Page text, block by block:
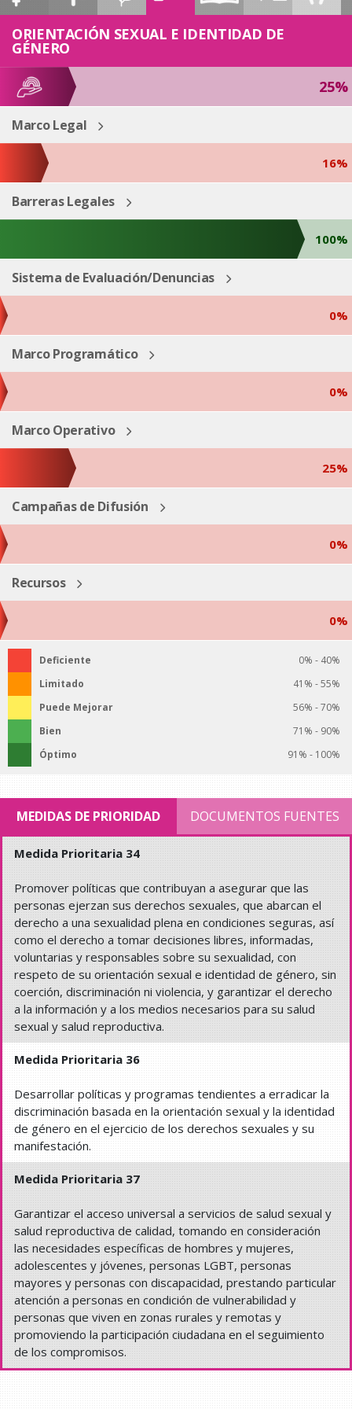
ESP ENG
ORIENTACIÓN SEXUAL E IDENTIDAD DE
GÉNERO
25%
Marco Legal
16%
Barreras Legales
100%
Sistema de Evaluación/Denuncias
0%
Marco Programático
0%
Marco Operativo
25%
Campañas de Difusión
0%
Recursos
0%
Deficiente
0% - 40%
Limitado
41% - 55%
Puede Mejorar
56% - 70%
Bien
71% - 90%
Óptimo
91% - 100%
MEDIDAS DE PRIORIDAD DOCUMENTOS FUENTES
Medida Prioritaria 34
Promover políticas que contribuyan a asegurar que las
personas ejerzan sus derechos sexuales, que abarcan el
derecho a una sexualidad plena en condiciones seguras, así
como el derecho a tomar decisiones libres, informadas,
voluntarias y responsables sobre su sexualidad, con
respeto de su orientación sexual e identidad de género, sin
coerción, discriminación ni violencia, y garantizar el derecho
a la información y a los medios necesarios para su salud
sexual y salud reproductiva.
Medida Prioritaria 36
Desarrollar políticas y programas tendientes a erradicar la
discriminación basada en la orientación sexual y la identidad
de género en el ejercicio de los derechos sexuales y su
manifestación.
Medida Prioritaria 37
Garantizar el acceso universal a servicios de salud sexual y
salud reproductiva de calidad, tomando en consideración
las necesidades específicas de hombres y mujeres,
adolescentes y jóvenes, personas LGBT, personas
mayores y personas con discapacidad, prestando particular
atención a personas en condición de vulnerabilidad y
personas que viven en zonas rurales y remotas y
promoviendo la participación ciudadana en el seguimiento
de los compromisos.